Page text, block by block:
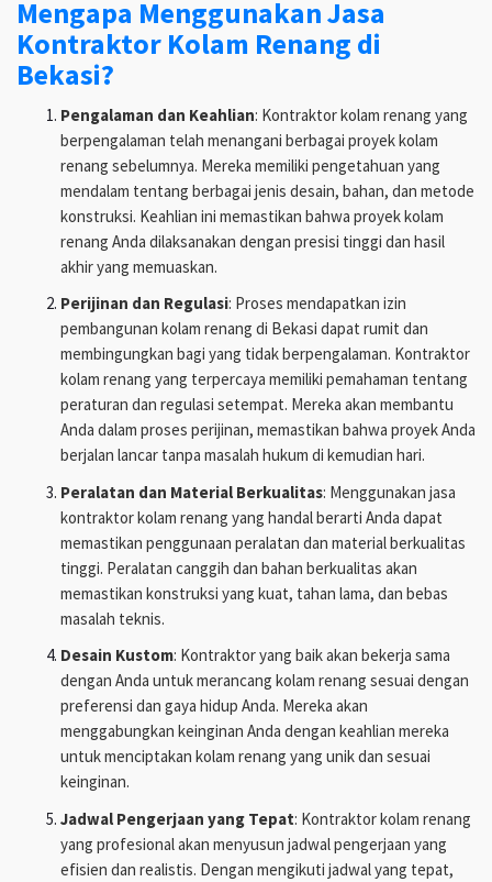
Mengapa Menggunakan Jasa
Kontraktor Kolam Renang di
Bekasi?
Pengalaman dan Keahlian: Kontraktor kolam renang yang
berpengalaman telah menangani berbagai proyek kolam
renang sebelumnya. Mereka memiliki pengetahuan yang
mendalam tentang berbagai jenis desain, bahan, dan metode
konstruksi. Keahlian ini memastikan bahwa proyek kolam
renang Anda dilaksanakan dengan presisi tinggi dan hasil
akhir yang memuaskan.
Perijinan dan Regulasi: Proses mendapatkan izin
pembangunan kolam renang di Bekasi dapat rumit dan
membingungkan bagi yang tidak berpengalaman. Kontraktor
kolam renang yang terpercaya memiliki pemahaman tentang
peraturan dan regulasi setempat. Mereka akan membantu
Anda dalam proses perijinan, memastikan bahwa proyek Anda
berjalan lancar tanpa masalah hukum di kemudian hari.
Peralatan dan Material Berkualitas: Menggunakan jasa
kontraktor kolam renang yang handal berarti Anda dapat
memastikan penggunaan peralatan dan material berkualitas
tinggi. Peralatan canggih dan bahan berkualitas akan
memastikan konstruksi yang kuat, tahan lama, dan bebas
masalah teknis.
Desain Kustom: Kontraktor yang baik akan bekerja sama
dengan Anda untuk merancang kolam renang sesuai dengan
preferensi dan gaya hidup Anda. Mereka akan
menggabungkan keinginan Anda dengan keahlian mereka
untuk menciptakan kolam renang yang unik dan sesuai
keinginan.
Jadwal Pengerjaan yang Tepat: Kontraktor kolam renang
yang profesional akan menyusun jadwal pengerjaan yang
efisien dan realistis. Dengan mengikuti jadwal yang tepat,